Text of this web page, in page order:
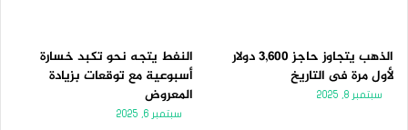
الذهب يتجاوز حاجز 3,600 دولار
لأول مرة فى التاريخ
سبتمبر 8, 2025
النفط يتجه نحو تكبد خسارة
أسبوعية مع توقعات بزيادة
المعروض
سبتمبر 6, 2025